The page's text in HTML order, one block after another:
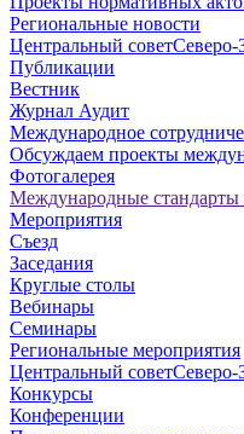
Региональные новости
Центральный советСеверо-
Публикации
Вестник
Журнал Аудит
Международное
Обсуждаем проекты
Фотогалерея
Международные стандарты
Мероприятия
Съезд
Заседания
Круглые столы
Вебинары
Семинары
Региональные мероприятия
Центральный советСеверо-
Конкурсы
Конференции